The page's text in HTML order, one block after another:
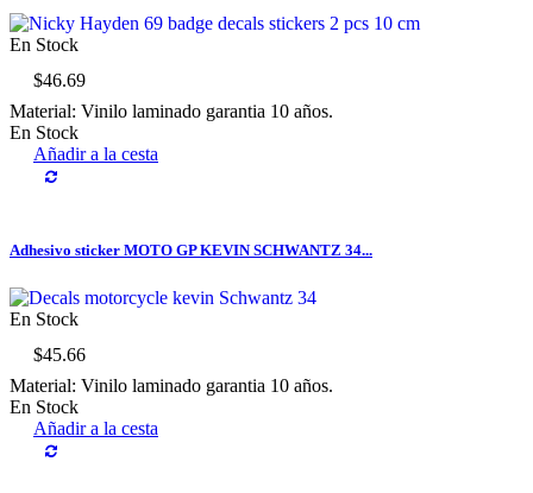
En Stock
$46.69
Material: Vinilo laminado garantia 10 años.
En Stock
Añadir a la cesta
Adhesivo sticker MOTO GP KEVIN SCHWANTZ 34...
En Stock
$45.66
Material: Vinilo laminado garantia 10 años.
En Stock
Añadir a la cesta